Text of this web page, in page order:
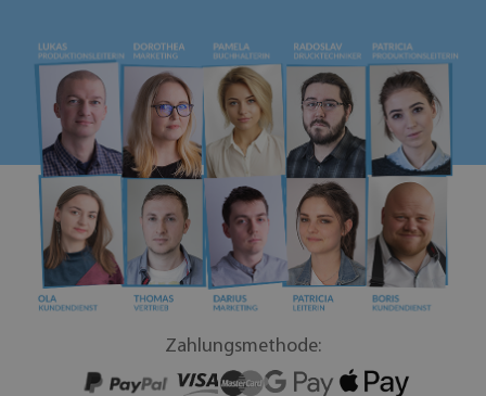
Zahlungsmethode: